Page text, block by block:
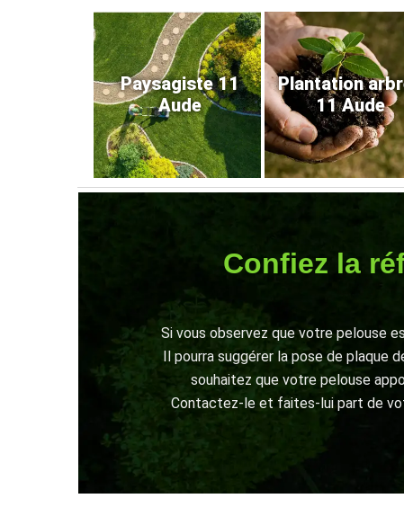
Paysagiste 11
Aude
Plantation
11 Aude
Confiez la
Si vous observez que votre pelouse
Il pourra suggérer la pose de plaque
souhaitez que votre pelouse
Contactez-le et faites-lui part de